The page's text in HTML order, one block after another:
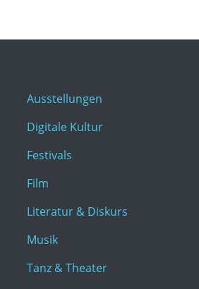
Ausstellungen
Digitale Kultur
Festivals
Film
Literatur & Diskurs
Musik
Tanz & Theater